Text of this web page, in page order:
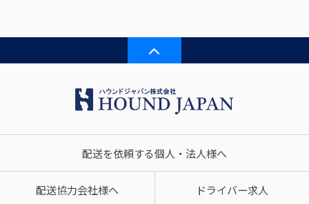
配送を依頼する個人・法人様へ
配送協力会社様へ ドライバー求人